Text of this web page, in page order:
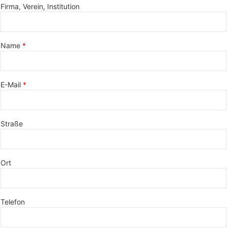
Firma, Verein, Institution
Name
E-Mail
Straße
Ort
Telefon